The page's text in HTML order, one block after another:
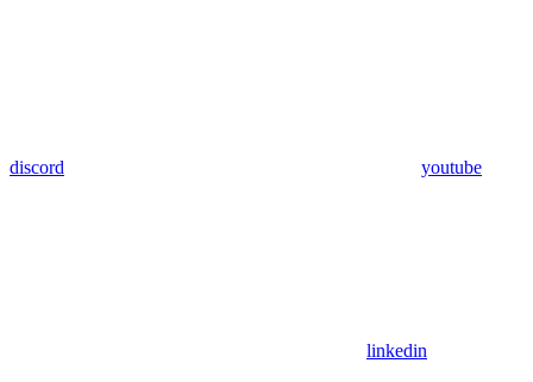
discord youtube
linkedin